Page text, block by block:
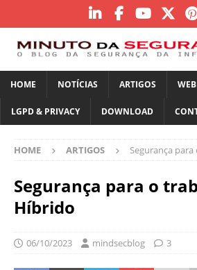
HOME NOTÍCIAS ARTIGOS
LGPD & PRIVACY DOWNLOAD
HOME ARTIGOS Segurança
Segurança para o
Híbrido
06/10/2023 mindsecblog 3